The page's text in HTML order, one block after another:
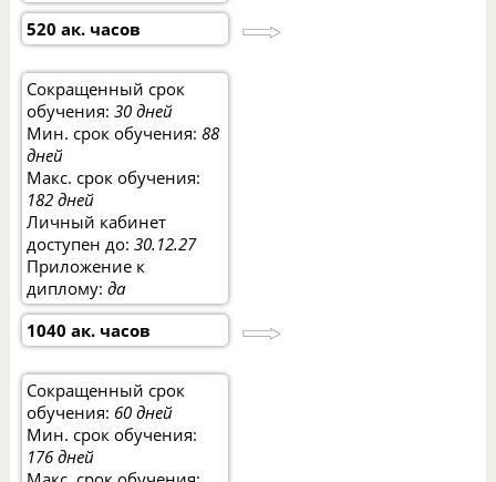
520 ак. часов
Сокращенный срок
обучения:30 дней
Мин. срок обучения:88
дней
Макс. срок обучения:
182 дней
Личный кабинет
доступен до:30.12.27
Приложение к
диплому:да
1040 ак. часов
Сокращенный срок
обучения: 60 дней
Мин. срок обучения:
176 дней